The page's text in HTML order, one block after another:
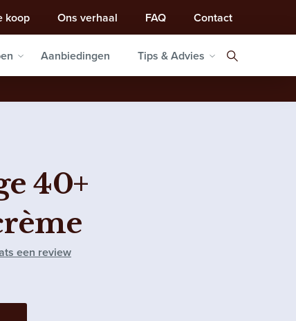
koop Ons verhaal FAQ Contact
Aanbiedingen Tips & Advies
40+
een review